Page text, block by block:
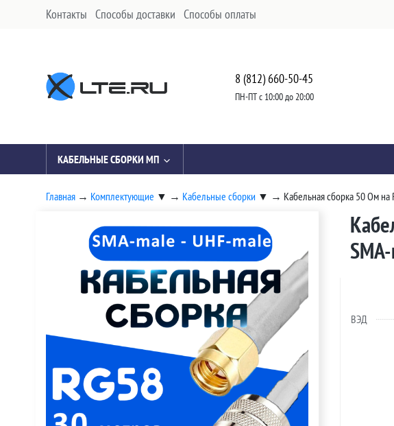
Контакты Способы доставки Способы оплаты
8 (812) 660-50-45
ПН-ПТ с 10:00 до 20:00
КАБЕЛЬНЫЕ СБОРКИ МП
Главная → Комплектующие ▼ → Кабельные сборки ▼ → Кабельная сборка 50 Ом на
ВЭД